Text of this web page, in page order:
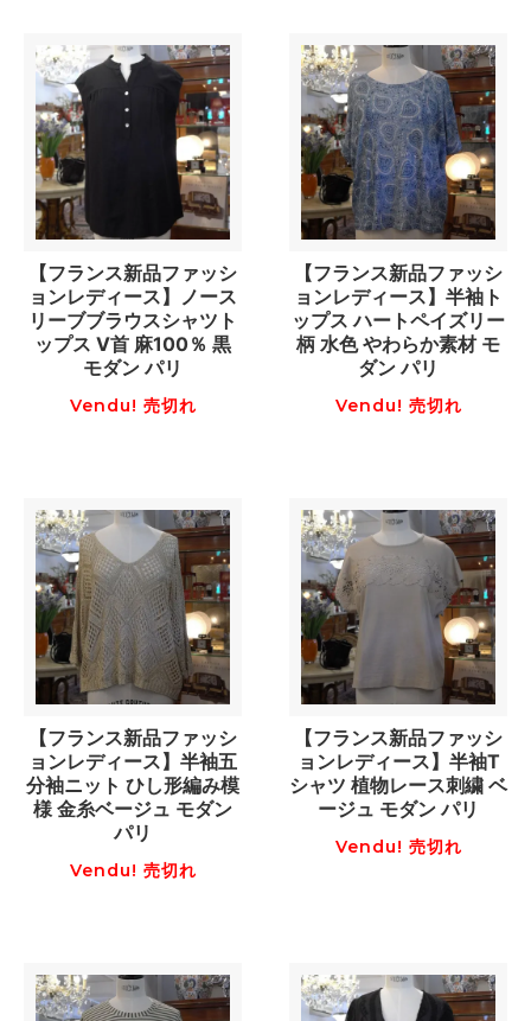
【フランス新品ファッシ
ョンレディース】ノース
リーブブラウスシャツト
ップス V首 麻100％ 黒
モダン パリ
Vendu! 売切れ
【フランス新品ファッシ
ョンレディース】半袖ト
ップス ハートペイズリー
柄 水色 やわらか素材 モ
ダン パリ
Vendu! 売切れ
【フランス新品ファッシ
ョンレディース】半袖五
分袖ニット ひし形編み模
様 金糸ベージュ モダン
パリ
Vendu! 売切れ
【フランス新品ファッシ
ョンレディース】半袖T
シャツ 植物レース刺繍 ベ
ージュ モダン パリ
Vendu! 売切れ